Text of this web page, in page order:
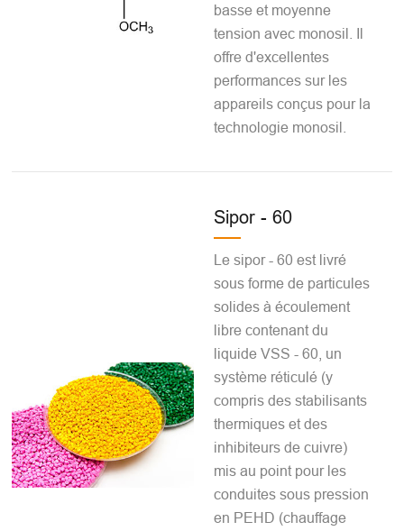
basse et moyenne
tension avec monosil. Il
offre d'excellentes
performances sur les
appareils conçus pour la
technologie monosil.
Sipor - 60
Le sipor - 60 est livré
sous forme de particules
solides à écoulement
libre contenant du
liquide VSS - 60, un
système réticulé (y
compris des stabilisants
thermiques et des
inhibiteurs de cuivre)
mis au point pour les
conduites sous pression
en PEHD (chauffage